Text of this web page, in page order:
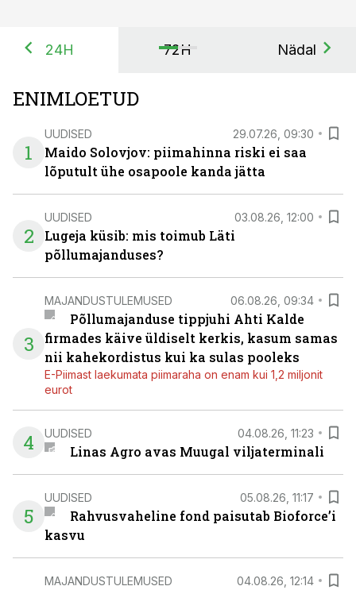
24H 72H Nädal
ENIMLOETUD
1
UUDISED 29.07.26, 09:30
Maido Solovjov: piimahinna riski ei saa
lõputult ühe osapoole kanda jätta
2
UUDISED 03.08.26, 12:00
Lugeja küsib: mis toimub Läti
põllumajanduses?
3
MAJANDUSTULEMUSED 06.08.26, 09:34
Põllumajanduse tippjuhi Ahti Kalde
firmades käive üldiselt kerkis, kasum samas
nii kahekordistus kui ka sulas pooleks
E-Piimast laekumata piimaraha on enam kui 1,2 miljonit
eurot
4 UUDISED 04.08.26, 11:23
Linas Agro avas Muugal viljaterminali
5
UUDISED 05.08.26, 11:17
Rahvusvaheline fond paisutab Bioforce’i
kasvu
MAJANDUSTULEMUSED 04.08.26, 12:14